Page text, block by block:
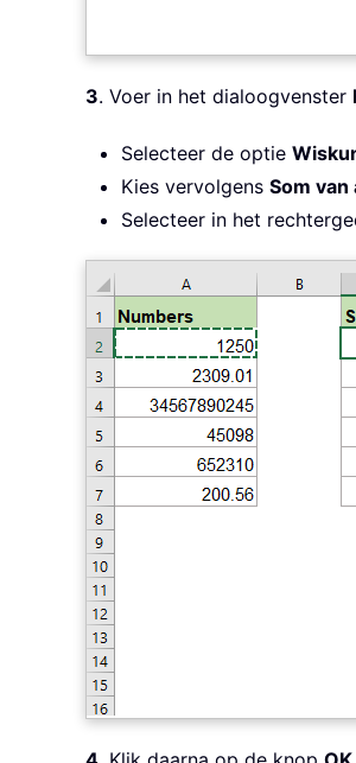
3. Voer in het dialoogvenster
Selecteer de optie
Kies vervolgens Som van
Selecteer in het